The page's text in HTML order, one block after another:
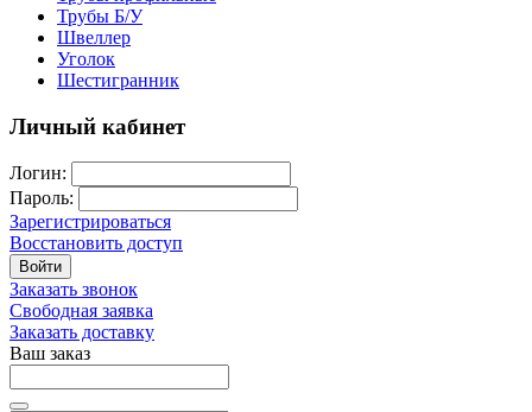
Трубы Б/У
Швеллер
Уголок
Шестигранник
Личный кабинет
Логин:
Пароль:
Зарегистрироваться
Восстановить доступ
Войти
Заказать звонок
Свободная заявка
Заказать доставку
Ваш заказ